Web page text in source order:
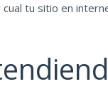
tu sitio en